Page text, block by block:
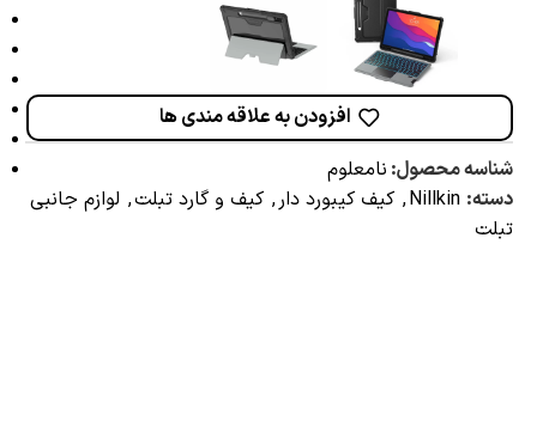
افزودن به علاقه مندی ها
شناسه محصول: نامعلوم
دسته: Nillkin
, کیف کیبورد دار, کیف و گارد تبلت, لوازم جانبی
تبلت